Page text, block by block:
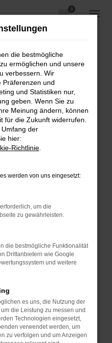
0
Error
aufgetreten.
dir helfen können:
und deine
zum Beispiel deine
wie Werbeblocker,
Seiten
die Seite in einem
vorübergehende
neuesten Stand
nicht nur ein
kann auch dazu
Funktionen nicht mehr
die bestmögliche
ermöglichen und unsere
verbessern. Wir
Präferenzen und
und Statistiken nur,
geben. Wenn Sie zu
Meinung ändern, können
für die Zukunft widerrufen.
der
hier:
Richtlinie
werden von uns eingesetzt:
um die
zu gewährleisten.
die bestmögliche Funktionalität
Drittanbietern wie Google
und weitere
es uns, die Nutzung der
die Leistung zu messen und
Technologien eingesetzt,
verwendet werden, um
zu verfolgen und um Anzeigen